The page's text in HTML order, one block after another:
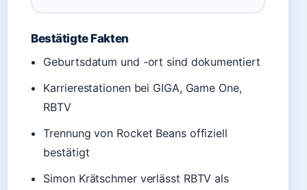
Bestätigte Fakten
Geburtsdatum und -ort sind dokumentiert
Karrierestationen bei GIGA, Game One,
RBTV
Trennung von Rocket Beans offiziell
bestätigt
Simon Krätschmer verlässt RBTV als